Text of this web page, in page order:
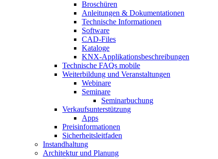
Broschüren
Anleitungen & Dokumentationen
Technische Informationen
Software
CAD-Files
Kataloge
KNX-Applikationsbeschreibungen
Technische FAQs mobile
Weiterbildung und Veranstaltungen
Webinare
Seminare
Seminarbuchung
Verkaufsunterstützung
Apps
Preisinformationen
Sicherheitsleitfaden
Instandhaltung
Architektur und Planung